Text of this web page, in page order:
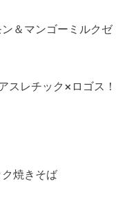
＆マンゴーミルクゼ
スレチック×ロゴス！
焼きそば